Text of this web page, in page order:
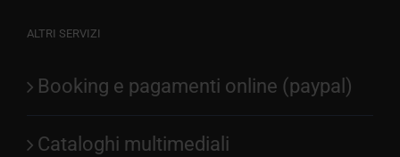
ALTRI SERVIZI
Booking e pagamenti online (paypal)
Cataloghi multimediali